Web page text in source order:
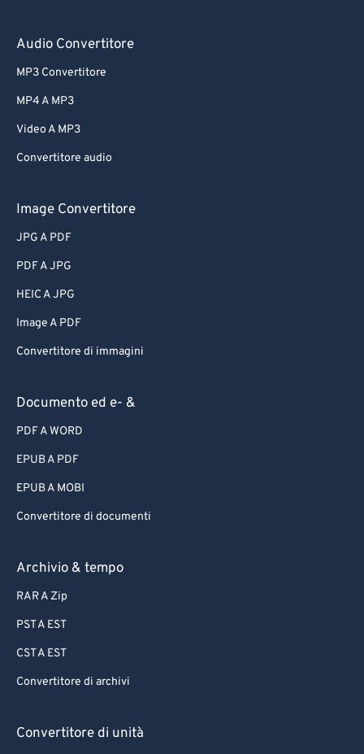
Audio Convertitore
MP3 Convertitore
MP4 A MP3
Video A MP3
Convertitore audio
Image Convertitore
JPG A PDF
PDF A JPG
HEIC A JPG
Image A PDF
Convertitore di immagini
Documento ed e- &
PDF A WORD
EPUB A PDF
EPUB A MOBI
Convertitore di documenti
Archivio & tempo
RAR A Zip
PST A EST
CST A EST
Convertitore di archivi
Convertitore di unità